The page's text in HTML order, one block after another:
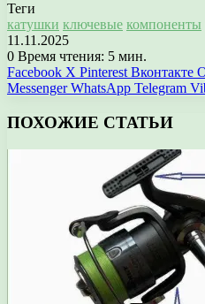
Теги
катушки ключевые компоненты
11.11.2025
0 Время чтения: 5 мин.
Facebook X Pinterest Вконтакте
Messenger WhatsApp Telegram
ПОХОЖИЕ СТАТЬИ